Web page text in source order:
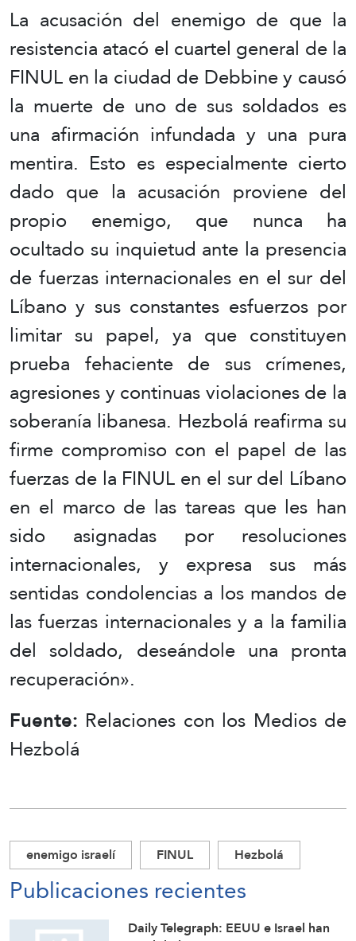
La acusación del enemigo de que la
resistencia atacó el cuartel general de la
FINUL en la ciudad de Debbine y causó
la muerte de uno de sus soldados es
una afirmación infundada y una pura
mentira. Esto es especialmente cierto
dado que la acusación proviene del
propio enemigo, que nunca ha
ocultado su inquietud ante la presencia
de fuerzas internacionales en el sur del
Líbano y sus constantes esfuerzos por
limitar su papel, ya que constituyen
prueba fehaciente de sus crímenes,
agresiones y continuas violaciones de la
soberanía libanesa. Hezbolá reafirma su
firme compromiso con el papel de las
fuerzas de la FINUL en el sur del Líbano
en el marco de las tareas que les han
sido asignadas por resoluciones
internacionales, y expresa sus más
sentidas condolencias a los mandos de
las fuerzas internacionales y a la familia
del soldado, deseándole una pronta
recuperación».
Fuente: Relaciones con los Medios de
Hezbolá
enemigo israelí FINUL Hezbolá
Publicaciones recientes
Daily Telegraph: EEUU e Israel han